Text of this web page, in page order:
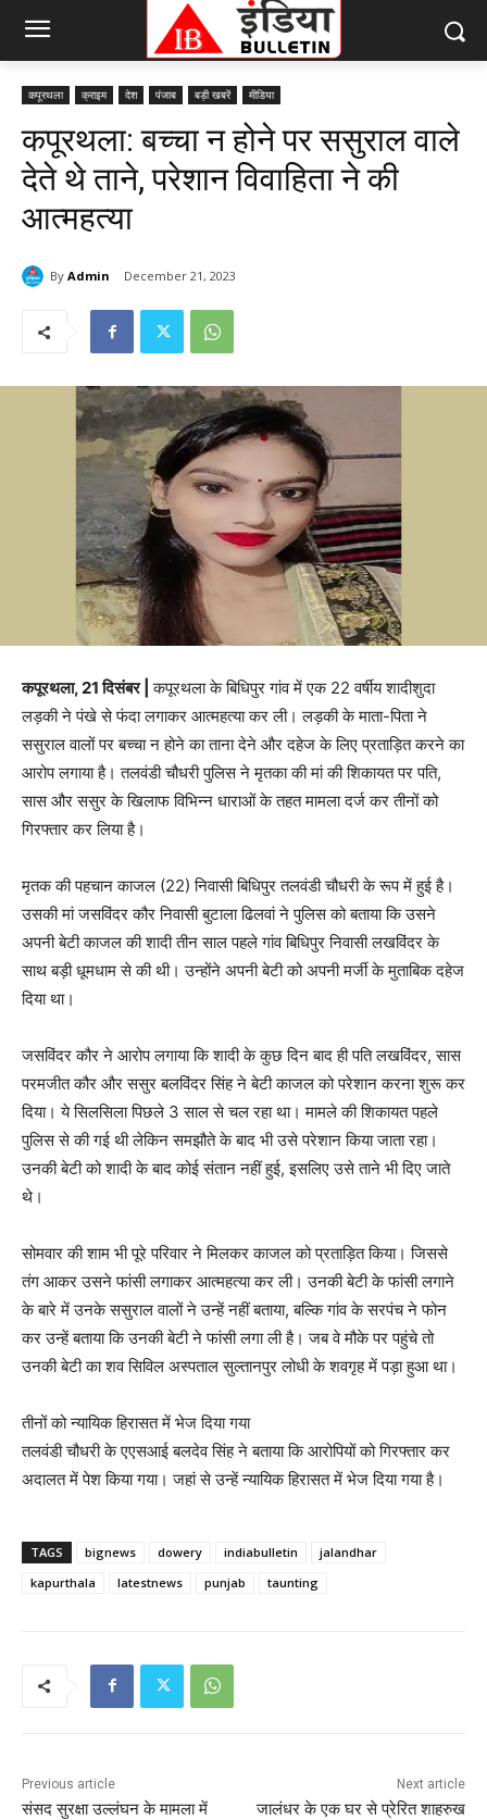
कपूरथला क्राइम देश पंजाब बड़ी खबरें मीडिया
कपूरथला: बच्चा न होने पर ससुराल वाले
देते थे ताने, परेशान विवाहिता ने की
आत्महत्या
By Admin December 21, 2023
कपूरथला, 21 दिसंबर |कपूरथला के बिधिपुर गांव में एक 22 वर्षीय शादीशुदा
लड़की ने पंखे से फंदा लगाकर आत्महत्या कर ली। लड़की के माता-पिता ने
ससुराल वालों पर बच्चा न होने का ताना देने और दहेज के लिए प्रताड़ित करने का
आरोप लगाया है। तलवंडी चौधरी पुलिस ने मृतका की मां की शिकायत पर पति,
सास और ससुर के खिलाफ विभिन्न धाराओं के तहत मामला दर्ज कर तीनों को
गिरफ्तार कर लिया है।
मृतक की पहचान काजल (22) निवासी बिधिपुर तलवंडी चौधरी के रूप में हुई है।
उसकी मां जसविंदर कौर निवासी बुटाला ढिलवां ने पुलिस को बताया कि उसने
अपनी बेटी काजल की शादी तीन साल पहले गांव बिधिपुर निवासी लखविंदर के
साथ बड़ी धूमधाम से की थी। उन्होंने अपनी बेटी को अपनी मर्जी के मुताबिक दहेज
दिया था।
जसविंदर कौर ने आरोप लगाया कि शादी के कुछ दिन बाद ही पति लखविंदर, सास
परमजीत कौर और ससुर बलविंदर सिंह ने बेटी काजल को परेशान करना शुरू कर
दिया। ये सिलसिला पिछले 3 साल से चल रहा था। मामले की शिकायत पहले
पुलिस से की गई थी लेकिन समझौते के बाद भी उसे परेशान किया जाता रहा।
उनकी बेटी को शादी के बाद कोई संतान नहीं हुई, इसलिए उसे ताने भी दिए जाते
थे।
सोमवार की शाम भी पूरे परिवार ने मिलकर काजल को प्रताड़ित किया। जिससे
तंग आकर उसने फांसी लगाकर आत्महत्या कर ली। उनकी बेटी के फांसी लगाने
के बारे में उनके ससुराल वालों ने उन्हें नहीं बताया, बल्कि गांव के सरपंच ने फोन
कर उन्हें बताया कि उनकी बेटी ने फांसी लगा ली है। जब वे मौके पर पहुंचे तो
उनकी बेटी का शव सिविल अस्पताल सुल्तानपुर लोधी के शवगृह में पड़ा हुआ था।
तीनों को न्यायिक हिरासत में भेज दिया गया
तलवंडी चौधरी के एएसआई बलदेव सिंह ने बताया कि आरोपियों को गिरफ्तार कर
अदालत में पेश किया गया। जहां से उन्हें न्यायिक हिरासत में भेज दिया गया है।
TAGS bignews dowery indiabulletin
jalandhar
kapurthala
latestnews punjab taunting
Previous article
संसद सुरक्षा उल्लंघन के मामला में
Next article
जालंधर के एक घर से प्रेरित शाहरुख